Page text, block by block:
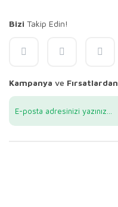
Bizi Takip Edin!
Kampanya ve Fırsatlardan